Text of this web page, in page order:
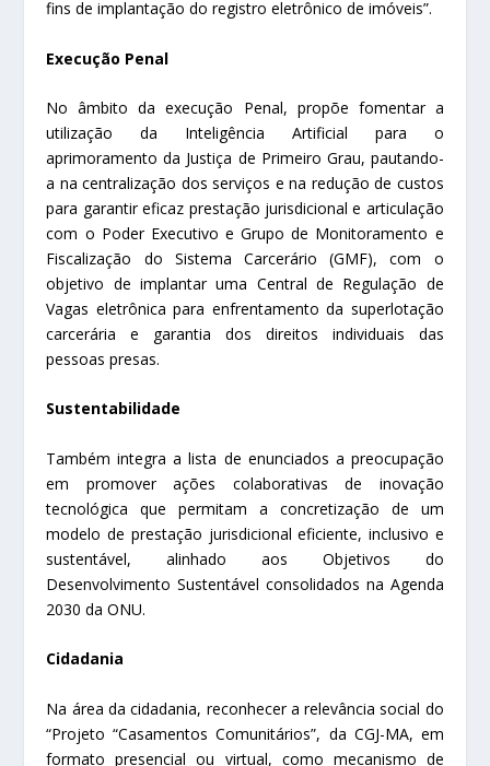
fins de implantação do registro eletrônico de imóveis”.
Execução Penal
No âmbito da execução Penal, propõe fomentar a
utilização da Inteligência Artificial para o
aprimoramento da Justiça de Primeiro Grau, pautando-
a na centralização dos serviços e na redução de custos
para garantir eficaz prestação jurisdicional e articulação
com o Poder Executivo e Grupo de Monitoramento e
Fiscalização do Sistema Carcerário (GMF), com o
objetivo de implantar uma Central de Regulação de
Vagas eletrônica para enfrentamento da superlotação
carcerária e garantia dos direitos individuais das
pessoas presas.
Sustentabilidade
Também integra a lista de enunciados a preocupação
em promover ações colaborativas de inovação
tecnológica que permitam a concretização de um
modelo de prestação jurisdicional eficiente, inclusivo e
sustentável, alinhado aos Objetivos do
Desenvolvimento Sustentável consolidados na Agenda
2030 da ONU.
Cidadania
Na área da cidadania, reconhecer a relevância social do
“Projeto “Casamentos Comunitários”, da CGJ-MA, em
formato presencial ou virtual, como mecanismo de